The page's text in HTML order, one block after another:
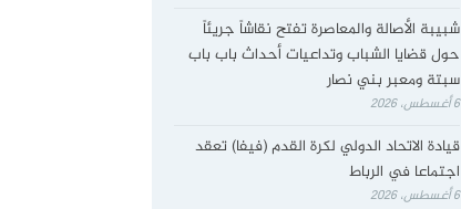
شبيبة الأصالة والمعاصرة تفتح نقاشاً جريئاً
حول قضايا الشباب وتداعيات أحداث باب باب
سبتة ومعبر بني نصار
6 أغسطس، 2026
قيادة الاتحاد الدولي لكرة القدم (فيفا) تعقد
اجتماعا في الرباط
6 أغسطس، 2026